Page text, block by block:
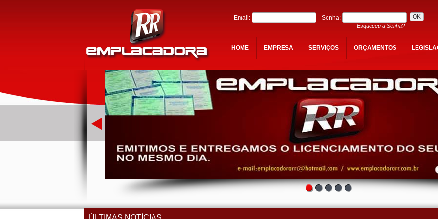
Email: Senha:
Esqueceu a Senha?
HOME EMPRESA SERVIÇOS ORÇAMENTOS
ÚLTIMAS NOTÍCIAS